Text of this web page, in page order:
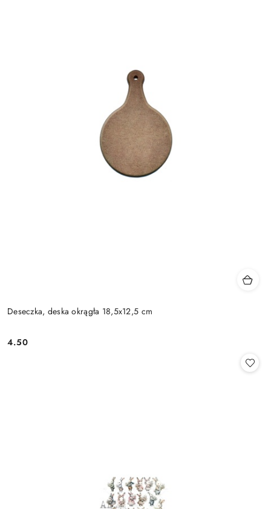
Deseczka, deska okrągła 18,5x12,5 cm
Cena:
4.50